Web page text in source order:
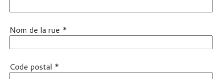
Nom de la rue *
Code postal *